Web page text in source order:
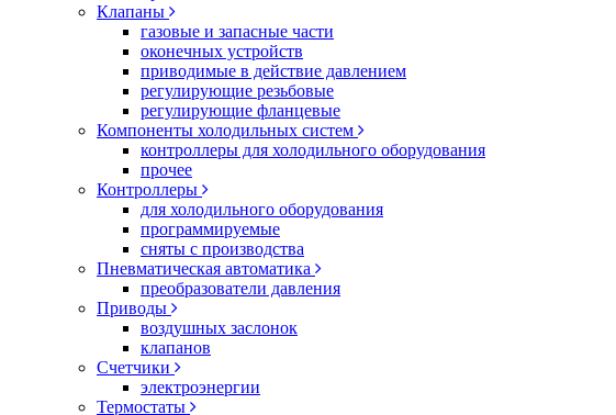
Клапаны
газовые и запасные части
оконечных устройств
приводимые в действие давлением
регулирующие резьбовые
регулирующие фланцевые
Компоненты холодильных систем
контроллеры для холодильного оборудования
прочее
Контроллеры
для холодильного оборудования
программируемые
сняты с производства
Пневматическая автоматика
преобразователи давления
Приводы
воздушных заслонок
клапанов
Счетчики
электроэнергии
Термостаты